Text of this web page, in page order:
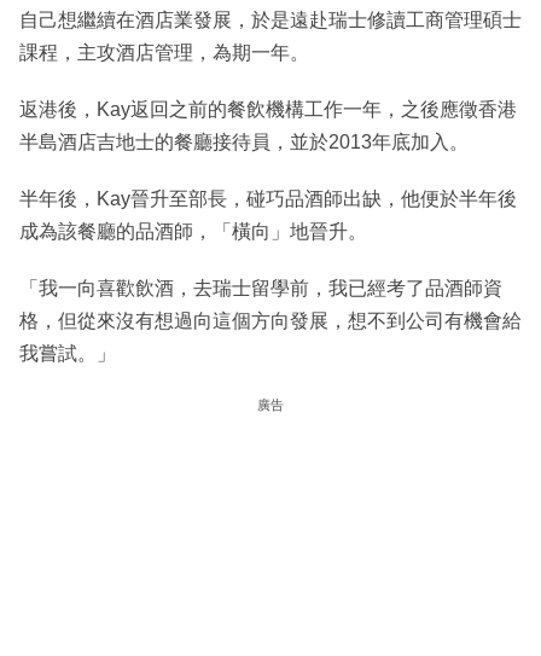
自己想繼續在酒店業發展，於是遠赴瑞士修讀工商管理碩士
課程，主攻酒店管理，為期一年。
返港後，Kay返回之前的餐飲機構工作一年，之後應徵香港
半島酒店吉地士的餐廳接待員，並於2013年底加入。
半年後，Kay晉升至部長，碰巧品酒師出缺，他便於半年後
成為該餐廳的品酒師，「橫向」地晉升。
「我一向喜歡飲酒，去瑞士留學前，我已經考了品酒師資
格，但從來沒有想過向這個方向發展，想不到公司有機會給
我嘗試。」
廣告